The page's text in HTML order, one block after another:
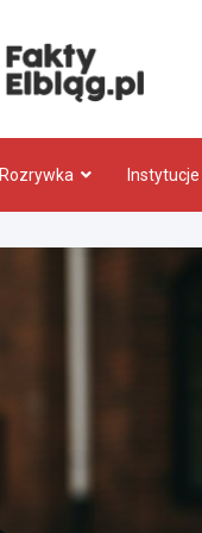
Rozrywka Instytucje